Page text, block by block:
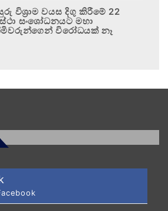
විශ්‍රාම වයස දිගු කිරීමේ 22
සංශෝධනයට මහා
විරෝධයක් නෑ